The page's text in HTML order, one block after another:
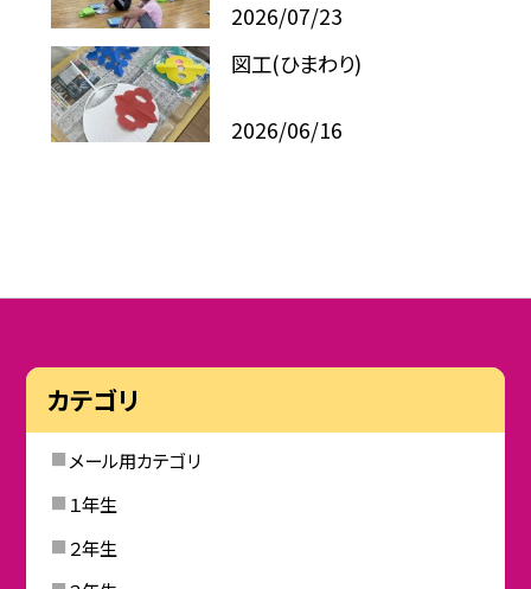
2026/07/23
図工(ひまわり)
2026/06/16
カテゴリ
メール用カテゴリ
１年生
２年生